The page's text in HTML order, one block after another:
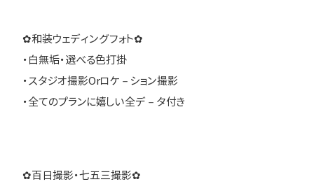
✿和装ウェディングフォト✿
・白無垢・選べる色打掛
・スタジオ撮影Orロケ－ション撮影
・全てのプランに嬉しい全デ－タ付き
✿百日撮影・七五三撮影✿